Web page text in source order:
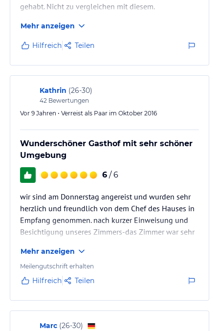
gehabt. Nicht zu vergleichen mit diesem.
Mehr anzeigen
Hilfreich Teilen
Kathrin (26-30)
42 Bewertungen
Vor 9 Jahren • Verreist als Paar im Oktober 2016
Wunderschöner Gasthof mit sehr schöner
Umgebung
6 / 6
wir sind am Donnerstag angereist und wurden sehr
herzlich und freundlich von dem Chef des Hauses in
Empfang genommen. nach kurzer Einweisung und
Besichtigung unseres Zimmers-das Zimmer war sehr
haben wir uns fertig fürs Abendessen gemacht und
haben ein super leckeres Dreigängemenü erhalten.
Auch die Bedienung Gaby und der Kellner waren so
wir die Familie und die Angestellten schon ewig.
Das Restaurant ist…
Mehr anzeigen
Meilengutschrift erhalten
Hilfreich Teilen
Marc (26-30)